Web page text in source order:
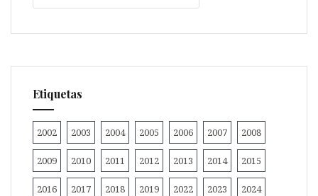
Etiquetas
2002 2003 2004 2005 2006 2007 2008
2009 2010 2011 2012 2013 2014 2015
2016 2017 2018 2019 2022 2023 2024